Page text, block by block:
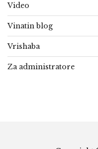
Video
Vinatin blog
Vrishaba
Za administratore